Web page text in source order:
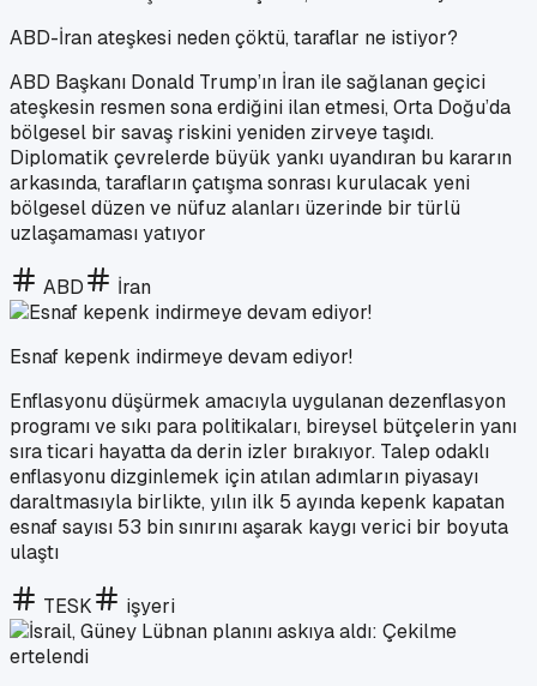
ABD-İran ateşkesi neden çöktü, taraflar ne istiyor?
ABD Başkanı Donald Trump’ın İran ile sağlanan geçici
ateşkesin resmen sona erdiğini ilan etmesi, Orta Doğu’da
bölgesel bir savaş riskini yeniden zirveye taşıdı.
Diplomatik çevrelerde büyük yankı uyandıran bu kararın
arkasında, tarafların çatışma sonrası kurulacak yeni
bölgesel düzen ve nüfuz alanları üzerinde bir türlü
uzlaşamaması yatıyor
ABD İran
Esnaf kepenk indirmeye devam ediyor!
Enflasyonu düşürmek amacıyla uygulanan dezenflasyon
programı ve sıkı para politikaları, bireysel bütçelerin yanı
sıra ticari hayatta da derin izler bırakıyor. Talep odaklı
enflasyonu dizginlemek için atılan adımların piyasayı
daraltmasıyla birlikte, yılın ilk 5 ayında kepenk kapatan
esnaf sayısı 53 bin sınırını aşarak kaygı verici bir boyuta
ulaştı
TESK işyeri